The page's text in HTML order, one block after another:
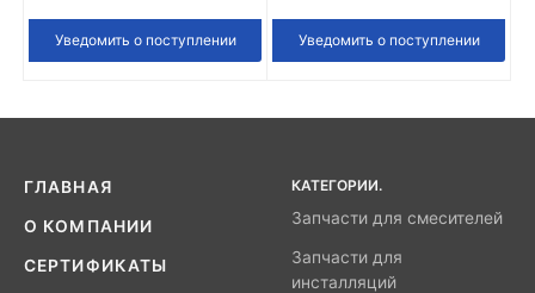
Уведомить о поступлении Уведомить о поступлении
ГЛАВНАЯ
О КОМПАНИИ
СЕРТИФИКАТЫ
КАТЕГОРИИ.
Запчасти для смесителей
Запчасти для
инсталляций